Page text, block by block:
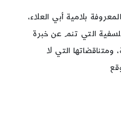
بلامية أبي العلاء،
التي تنم عن خبرة
ومتناقضاتها التي لا